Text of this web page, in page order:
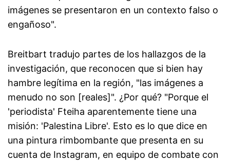
imágenes se presentaron en un contexto falso o
engañoso".
Breitbart tradujo partes de los hallazgos de la
investigación, que reconocen que si bien hay
hambre legítima en la región, "las imágenes a
menudo no son [reales]". ¿Por qué? "Porque el
'periodista' Fteiha aparentemente tiene una
misión: 'Palestina Libre'. Esto es lo que dice en
una pintura rimbombante que presenta en su
cuenta de Instagram, en equipo de combate con